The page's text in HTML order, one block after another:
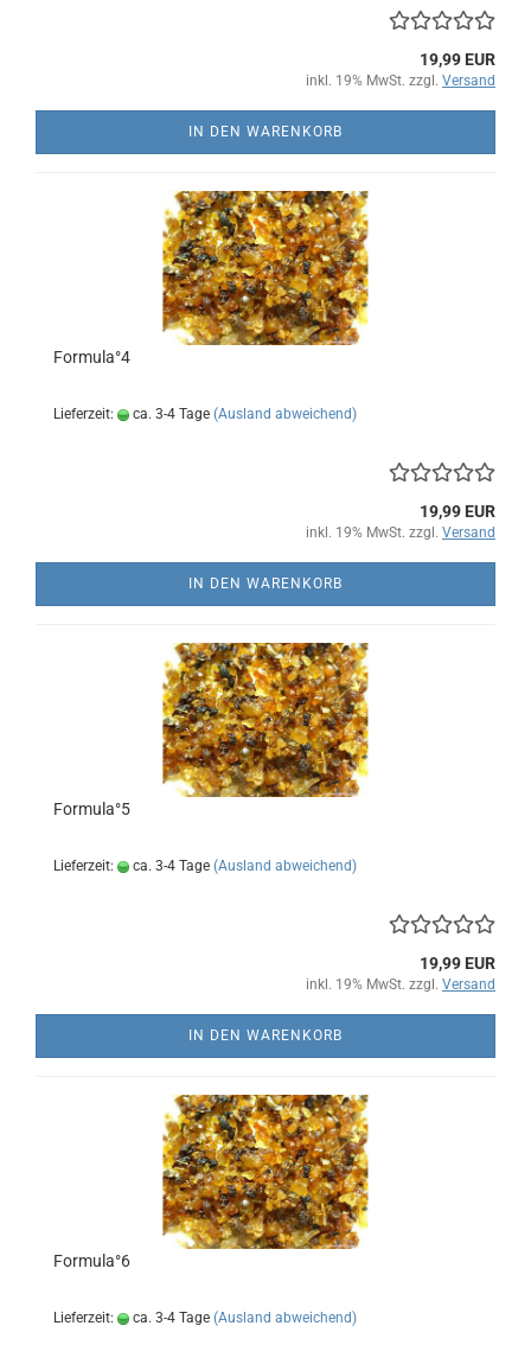
19,99 EUR
inkl. 19% MwSt. zzgl. Versand
IN DEN WARENKORB
Formula°4
Lieferzeit: ca. 3-4 Tage (Ausland abweichend)
19,99 EUR
inkl. 19% MwSt. zzgl. Versand
IN DEN WARENKORB
Formula°5
Lieferzeit: ca. 3-4 Tage (Ausland abweichend)
19,99 EUR
inkl. 19% MwSt. zzgl. Versand
IN DEN WARENKORB
Formula°6
Lieferzeit: ca. 3-4 Tage (Ausland abweichend)